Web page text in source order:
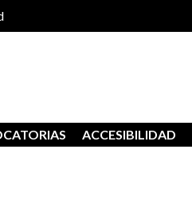
ACCESIBILIDAD